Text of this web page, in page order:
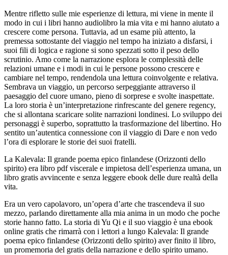
Mentre rifletto sulle mie esperienze di lettura, mi viene in mente il
modo in cui i libri hanno audiolibro la mia vita e mi hanno aiutato a
crescere come persona. Tuttavia, ad un esame più attento, la
premessa sottostante del viaggio nel tempo ha iniziato a disfarsi, i
suoi fili di logica e ragione si sono spezzati sotto il peso dello
scrutinio. Amo come la narrazione esplora le complessità delle
relazioni umane e i modi in cui le persone possono crescere e
cambiare nel tempo, rendendola una lettura coinvolgente e relativa.
Sembrava un viaggio, un percorso serpeggiante attraverso il
paesaggio del cuore umano, pieno di sorprese e svolte inaspettate.
La loro storia è un’interpretazione rinfrescante del genere regency,
che si allontana scaricare solite narrazioni londinesi. Lo sviluppo dei
personaggi è superbo, soprattutto la trasformazione del libertino. Ho
sentito un’autentica connessione con il viaggio di Dare e non vedo
l’ora di esplorare le storie dei suoi fratelli.
La Kalevala: Il grande poema epico finlandese (Orizzonti dello
spirito) era libro pdf viscerale e impietosa dell’esperienza umana, un
libro gratis avvincente e senza leggere ebook delle dure realtà della
vita.
Era un vero capolavoro, un’opera d’arte che trascendeva il suo
mezzo, parlando direttamente alla mia anima in un modo che poche
storie hanno fatto. La storia di Yu Qi e il suo viaggio è una ebook
online gratis che rimarrà con i lettori a lungo Kalevala: Il grande
poema epico finlandese (Orizzonti dello spirito) aver finito il libro,
un promemoria del gratis della narrazione e dello spirito umano.